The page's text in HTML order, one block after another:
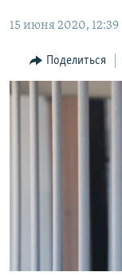
главной
Вернутся
поиску
11 ЛЕТ
ЕЩЕ
ИНТЕРАКТИВ
ИНФОГРАФИКА
СОВЕТЫ
ПРОПАВШИЕ БЕЗ
РАДІО СВОБОДА
КАК ОБОЙТИ
15 июня 2020, 12:39
Поделиться